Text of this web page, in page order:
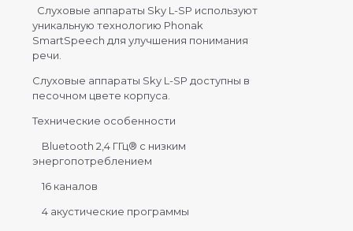
Слуховые аппараты Sky L-SP используют
уникальную технологию Phonak
SmartSpeech для улучшения понимания
речи.
Слуховые аппараты Sky L-SP доступны в
песочном цвете корпуса.
Технические особенности
Bluetooth 2,4 ГГц® с низким
энергопотреблением
16 каналов
4 акустические программы